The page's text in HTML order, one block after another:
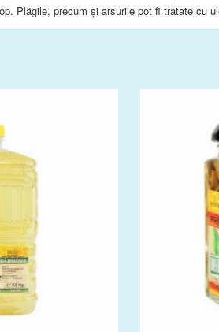
Plăgile, precum și arsurile pot fi tratate cu